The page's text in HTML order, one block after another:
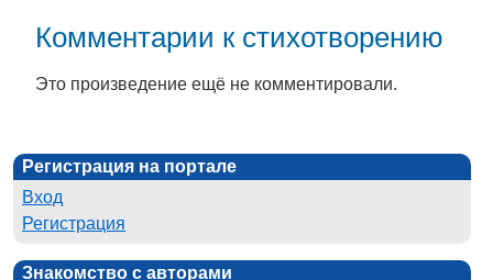
Комментарии к стихотворению
Это произведение ещё не комментировали.
Регистрация на портале
Вход
Регистрация
Знакомство с авторами